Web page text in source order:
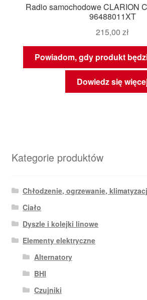
Radio samochodowe CLARION
96488011XT
215,00 zł
Powiadom, gdy produkt
Dowiedz się
Kategorie produktów
Chłodzenie, ogrzewanie,
Ciało
Dyszle i kolejki linowe
Elementy elektryczne
Alternatory
BHI
Czujniki